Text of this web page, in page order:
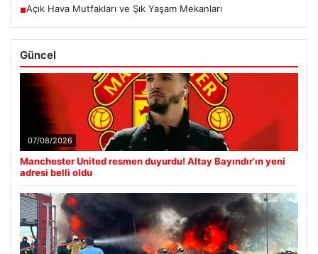
■Açık Hava Mutfakları ve Şık Yaşam Mekanları
Güncel
07/08/2026
Manchester United resmen duyurdu! Altay Bayındır’ın yeni
adresi belli oldu